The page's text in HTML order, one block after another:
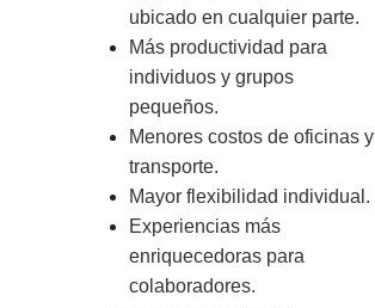
ubicado en cualquier parte.
Más productividad para
individuos y grupos
pequeños.
Menores costos de oficinas y
transporte.
Mayor flexibilidad individual.
Experiencias más
enriquecedoras para
colaboradores.